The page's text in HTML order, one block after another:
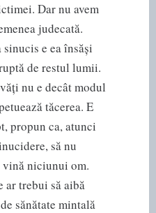
Dar nu avem
judecată.
e ea însăși
de restul lumii.
nu e decât modul
tăcerea. E
propun ca, atunci
să nu
niciunui om.
ar trebui să aibă
sănătate mintală